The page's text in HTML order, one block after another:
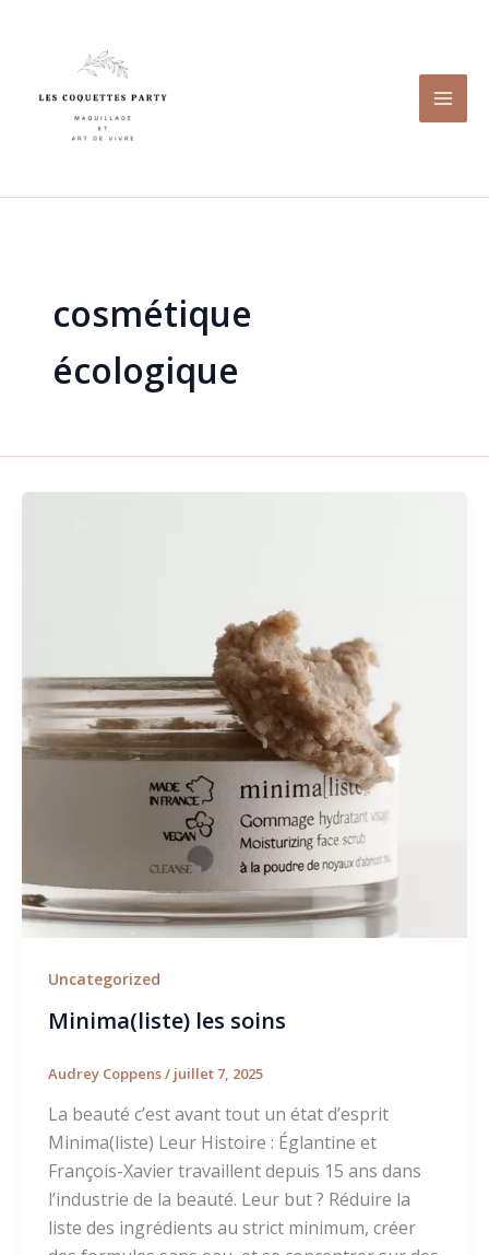
cosmétique
écologique
Uncategorized
Minima(liste) les soins
Audrey Coppens/ juillet 7, 2025
La beauté c’est avant tout un état d’esprit
Minima(liste) Leur Histoire : Églantine et
François-Xavier travaillent depuis 15 ans dans
l’industrie de la beauté. Leur but ? Réduire la
liste des ingrédients au strict minimum, créer